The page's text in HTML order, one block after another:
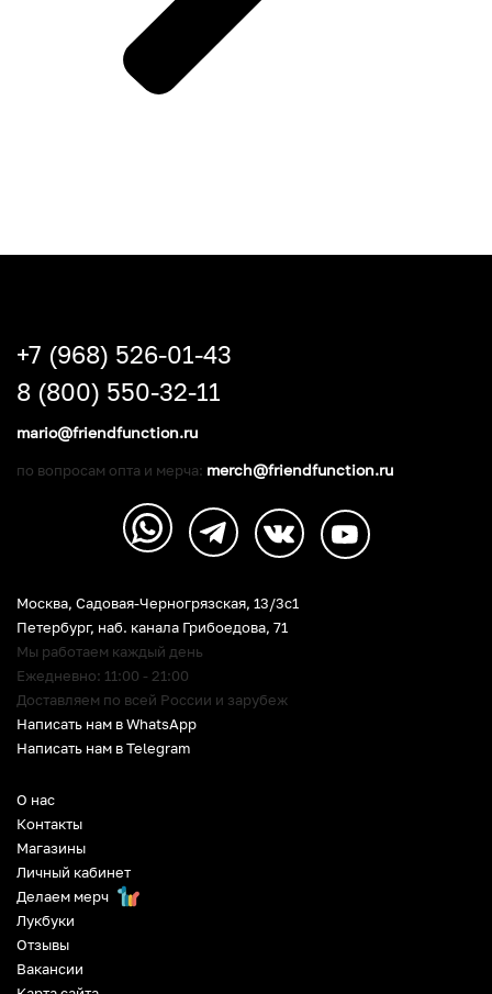
О нас
Контакты
Магазины
Личный кабинет
Делаем мерч
Лукбуки
Отзывы
Вакансии
Москва, Садовая-Черногрязская, 13/3c1
Петербург, наб. канала Грибоедова, 71
Мы работаем каждый день
Ежедневно: 11:00 - 21:00
Доставляем по всей России и зарубеж
Написать нам в WhatsApp
Написать нам в Telegram
+7 (968) 526-01-43
8 (800) 550-32-11
mario@friendfunction.ru
по вопросам опта и мерча: merch@friendfunction.ru